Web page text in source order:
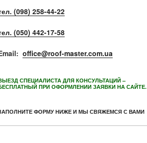
(098) 258-44-22
(050) 442-17-58
office@roof-master.com.ua
СПЕЦИАЛИСТА ДЛЯ КОНСУЛЬТАЦИЙ –
ПРИ ОФОРМЛЕНИИ ЗАЯВКИ НА САЙТЕ.
ФОРМУ НИЖЕ И МЫ СВЯЖЕМСЯ С ВАМИ